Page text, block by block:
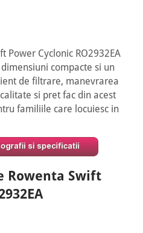
Power Cyclonic RO2932EA
compacte si un
de filtrare, manevrarea
si pret fac din acest
familiile care locuiesc in
Rowenta Swift